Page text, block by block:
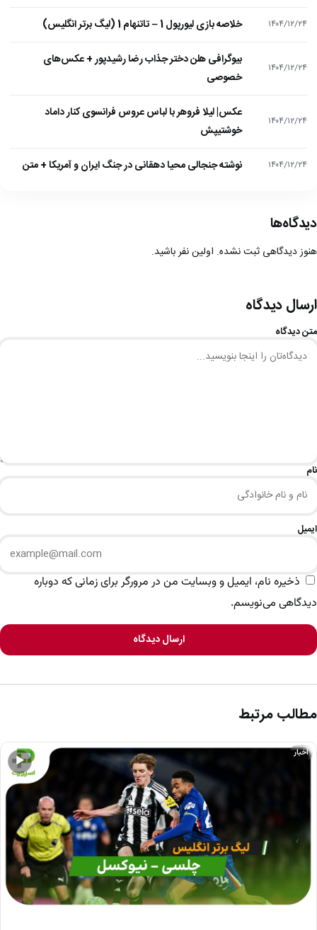
۱۴۰۴/۱۲/۲۴ خلاصه بازی لیورپول 1 – تاتنهام 1 (لیگ برتر انگلیس)
۱۴۰۴/۱۲/۲۴
بیوگرافی هلن دختر جذاب رضا رشیدپور + عکس‌های
خصوصی
۱۴۰۴/۱۲/۲۴
عکس| لیلا فروهر با لباس عروس فرانسوی کنار داماد
خوشتیپش
۱۴۰۴/۱۲/۲۴ نوشته جنجالی محیا دهقانی در جنگ ایران و آمریکا + متن
دیدگاه‌ها
هنوز دیدگاهی ثبت نشده. اولین نفر باشید.
ارسال دیدگاه
متن دیدگاه
نام
ایمیل
ذخیره نام، ایمیل و وبسایت من در مرورگر برای زمانی که دوباره
دیدگاهی می‌نویسم.
ارسال دیدگاه
مطالب مرتبط
▶
اخبار